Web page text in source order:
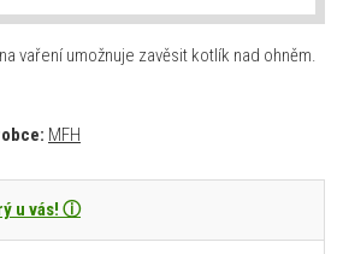
vaření umožnuje zavěsit kotlík nad ohněm.
MFH
u vás! ⓘ